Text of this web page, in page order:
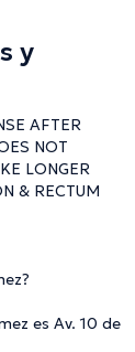
y
AFTER
NOT
LONGER
& RECTUM
es Av. 10 de